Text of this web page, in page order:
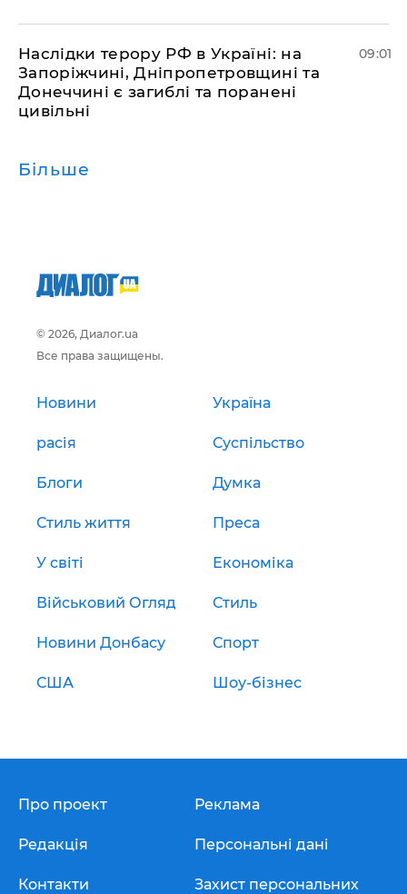
Наслідки терору РФ в Україні: на
Запоріжчині, Дніпропетровщині та
Донеччині є загиблі та поранені
цивільні
09:01
Більше
© 2026, Диалог.ua
Все права защищены.
Новини Україна
расія Суспільство
Блоги Думка
Стиль життя Преса
У світі Економіка
Військовий Огляд Стиль
Новини Донбасу Спорт
США Шоу-бізнес
Про проект
Редакція
Контакти
Реклама
Персональні дані
Захист персональних